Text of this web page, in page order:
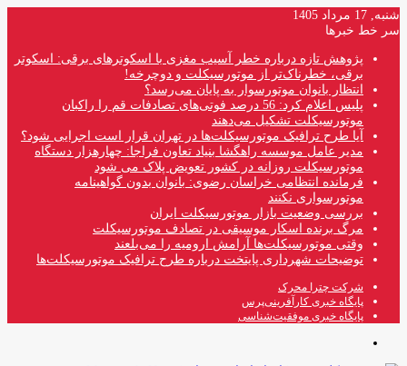
شنبه, 17 مرداد 1405
سر خط خبرها
پژوهش تازه درباره خطر آسیب مغزی با اسکوترهای برقی: اسکوتر
برقی، خطرناک‌تر از موتورسیکلت و دوچرخه!
انتظار بانوان موتورسوار به پایان می‌رسد؟
پلیس اعلام کرد: 56 درصد فوتی‌های تصادفات قم را راکبان
موتورسیکلت تشکیل می‌دهند
آیا طرح ترافیک موتورسیکلت‌ها در تهران قرار است اجرایی شود؟
مدیر عامل موسسه راهگشا بنیاد تعاون فراجا: چهارهزار دستگاه
موتورسیکلت روزانه در کشور تعویض پلاک می شود
فرمانده انتظامی خراسان رضوی: بانوان بدون گواهینامه
موتورسواری نکنند
بررسی وضعیت بازار موتورسیکلت ایران
مرگ برنده اسکار موسیقی در تصادف موتورسیکلت
وقتی موتورسیکلت‌ها آرامش ارومیه را می‌بلعند
توضیحات شهرداری پایتخت درباره طرح ترافیک موتورسیکلت‌ها
شرکت چترا محرک
پایگاه خبری کارآفرینی‌پرس
پایگاه خبری موفقیت‌شناسی